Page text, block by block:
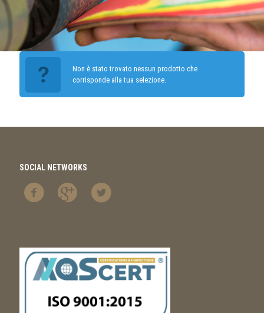
Non è stato trovato nessun prodotto che
corrisponde alla tua selezione.
SOCIAL NETWORKS